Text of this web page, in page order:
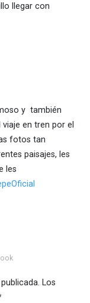
llegar con
y también
en tren por el
fotos tan
paisajes, les
les
Los